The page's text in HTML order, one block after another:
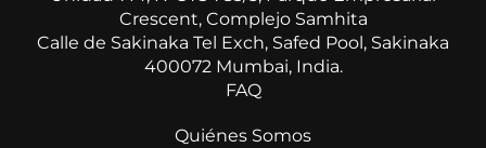
Crescent, Complejo Samhita
Calle de Sakinaka Tel Exch, Safed Pool, Sakinaka
400072 Mumbai, India.
FAQ
Quiénes Somos